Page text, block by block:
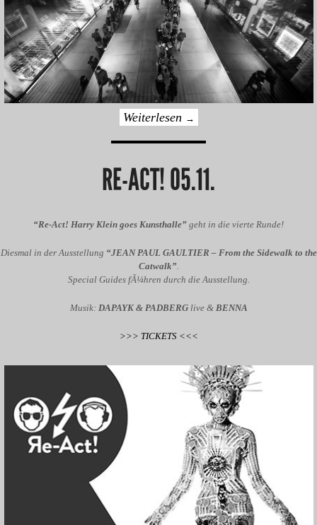
Weiterlesen →
RE-ACT! 05.11.
“Re-Act! Harry Klein goes Kunsthalle” geht in die vierte Runde!
Diesmal in der Ausstellung “JEAN PAUL GAULTIER – From the Sidewalk to the
Catwalk”.
Special Guides fÃ¼hren durch die Ausstellung.
Musik: DAPAYK & PADBERGlive & BENNA
>>> TICKETS <<<